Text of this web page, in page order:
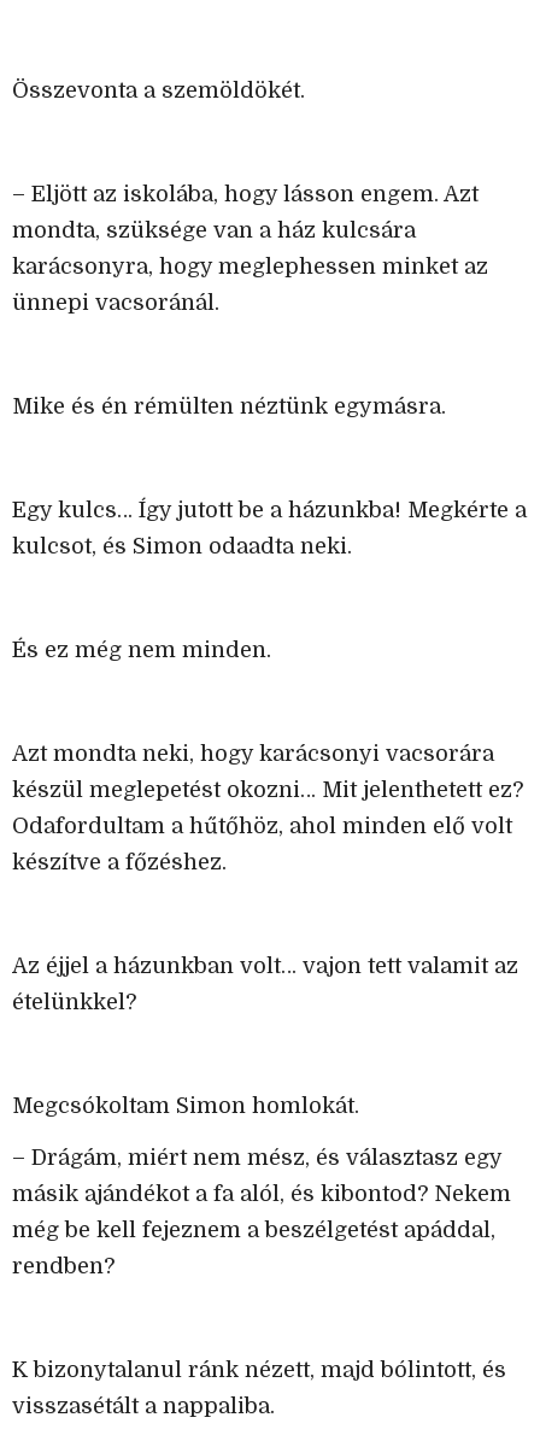
Összevonta a szemöldökét.
– Eljött az iskolába, hogy lásson engem. Azt
mondta, szüksége van a ház kulcsára
karácsonyra, hogy meglephessen minket az
ünnepi vacsoránál.
Mike és én rémülten néztünk egymásra.
Egy kulcs… Így jutott be a házunkba! Megkérte a
kulcsot, és Simon odaadta neki.
És ez még nem minden.
Azt mondta neki, hogy karácsonyi vacsorára
készül meglepetést okozni… Mit jelenthetett ez?
Odafordultam a hűtőhöz, ahol minden elő volt
készítve a főzéshez.
Az éjjel a házunkban volt… vajon tett valamit az
ételünkkel?
Megcsókoltam Simon homlokát.
– Drágám, miért nem mész, és választasz egy
másik ajándékot a fa alól, és kibontod? Nekem
még be kell fejeznem a beszélgetést apáddal,
rendben?
K bizonytalanul ránk nézett, majd bólintott, és
visszasétált a nappaliba.